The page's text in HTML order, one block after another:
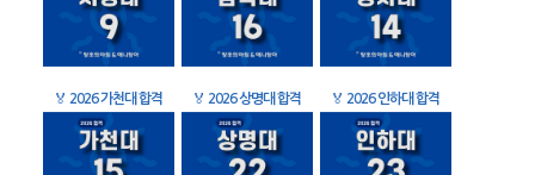
🏅 2026 가천대 합격 🏅 2026 상명대 합격 🏅 2026 인하대 합격